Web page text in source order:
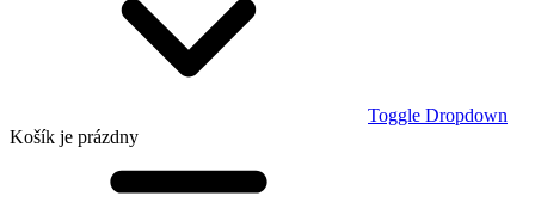
Toggle Dropdown
Košík je prázdny